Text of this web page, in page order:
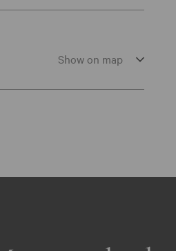
Show on map